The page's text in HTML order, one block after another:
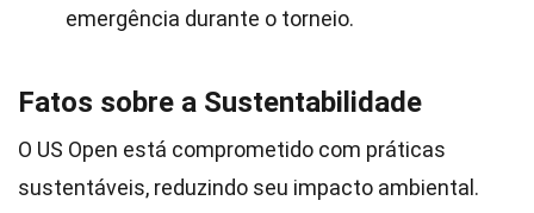
emergência durante o torneio.
Fatos sobre a Sustentabilidade
O US Open está comprometido com práticas
sustentáveis, reduzindo seu impacto ambiental.